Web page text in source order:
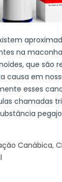
na
que são
causa em
esses
chamadas
Canábica,